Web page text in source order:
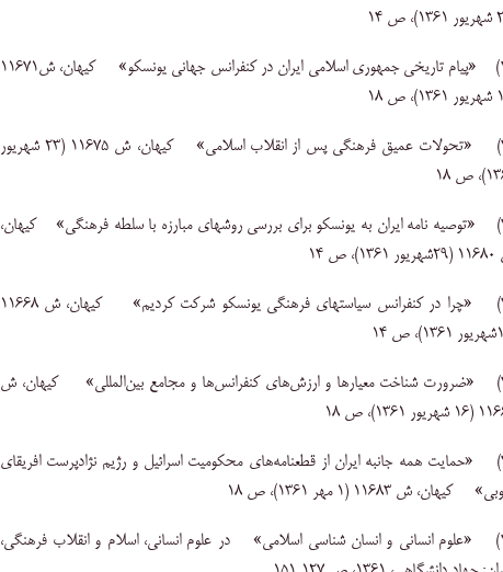
۳۰) «پیام‌ تاریخی ‌جمهوری‌ اسلامی ‌ایران ‌در کنفرانس‌ جهانی ‌یونسکو» کیهان‌، ش‌۱۱۶۷۱
۳۱) «تحولات ‌عمیق‌ فرهنگی ‌پس‌ از انقلاب ‌اسلامی‌» کیهان‌، ش ۱۱۶۷۵ ‌(۲۳ شهریور
ص ۱۸‌
۳۲) «توصیه ‌نامه ‌ایران ‌به ‌یونسکو برای ‌بررسی ‌روشهای ‌مبارزه ‌با سلطه ‌فرهنگی‌» کیهان‌،
۱۴‌
۳۳) «چرا در کنفرانس‌ سیاستهای ‌فرهنگی ‌یونسکو شرکت ‌کردیم‌» کیهان‌، ش ۱۱۶۶۸
۳۴) «ضرورت‌ شناخت‌ معیارها و ارزش‌های‌ کنفرانس‌ها و مجامع‌ بین‌المللی‌» کیهان‌، ش
۱۳۶۱)، ص‌ ۱۸
۳۵) «حمایت‌ همه‌ جانبه ‌ایران ‌از قطعنامه‌های ‌محکومیت ‌اسرائیل ‌و رژیم ‌نژادپرست ‌افریقای
کیهان‌، ش ۱۱۶۸۳ ‌(۱ مهر ۱۳۶۱)، ص ۱۸‌
۳۶) «علوم ‌انسانی ‌و انسان‌ شناسی ‌اسلامی‌» در علوم انسانی، اسلام و انقلاب فرهنگی‌،